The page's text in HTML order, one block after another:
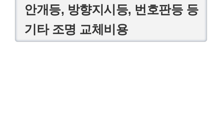
안개등, 방향지시등, 번호판등 등
기타 조명 교체비용